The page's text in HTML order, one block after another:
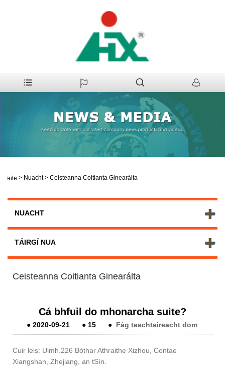
Baile > Nuacht > Ceisteanna Coitianta Ginearálta
NUACHT
TÁIRGÍ NUA
Ceisteanna Coitianta Ginearálta
Cá bhfuil do mhonarcha suite?
●2020-09-21 ● 15 ● Fág teachtaireacht dom
Cuir leis: Uimh.226 Bóthar Athraithe Xizhou, Contae
Xiangshan, Zhejiang, an tSín.